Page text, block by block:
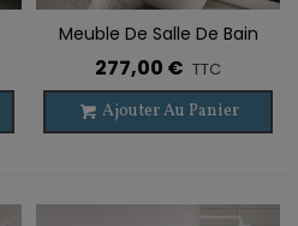
Meuble De Salle De Bain
Suspendu LOFT 1 Porte
277,00 € TTC
Ajouter Au Panier